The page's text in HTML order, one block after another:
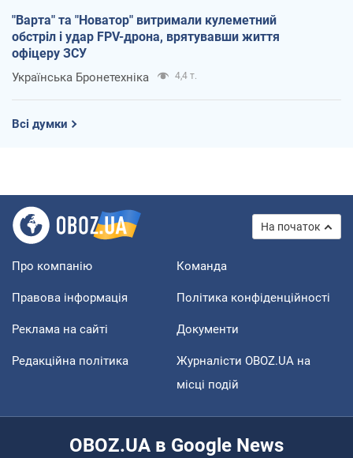
"Варта" та "Новатор" витримали кулеметний
обстріл і удар FPV-дрона, врятувавши життя
офіцеру ЗСУ
Українська Бронетехніка 4,4 т.
Всі думки
На початок
Про компанію Команда
Правова інформація Політика конфіденційності
Реклама на сайті Документи
Редакційна політика
Журналісти OBOZ.UA на
місці подій
OBOZ.UA в Google News